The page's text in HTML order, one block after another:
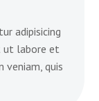
adipisicing
ut labore et
veniam, quis